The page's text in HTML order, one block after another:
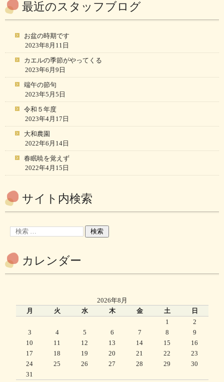
最近のスタッフブログ
お盆の時期です
2023年8月11日
カエルの季節がやってくる
2023年6月9日
端午の節句
2023年5月5日
令和５年度
2023年4月17日
大和農園
2022年6月14日
春眠暁を覚えず
2022年4月15日
サイト内検索
カレンダー
2026年8月
月
火 水 木 金 土
日
1
2
3
4 5 6 7 8
9
10
11 12 13 14 15
16
17
18 19 20 21 22
23
24
25 26 27 28 29
30
31